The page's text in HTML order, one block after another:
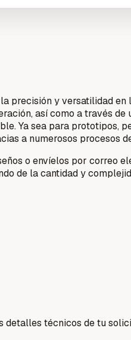
precisión y versatilidad
así como a través
Ya sea para prototipos,
a numerosos procesos
o envíelos por correo
de la cantidad y
detalles técnicos de tu